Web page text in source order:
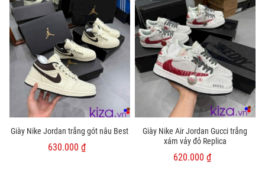
Giày Nike Jordan trắng gót nâu Best
630.000 ₫
Giày Nike Air Jordan Gucci trắng
xám vảy đỏ Replica
620.000 ₫